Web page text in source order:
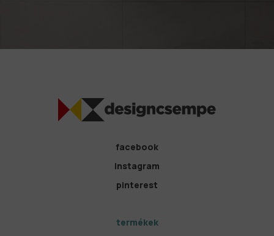
facebook
instagram
pinterest
termékek